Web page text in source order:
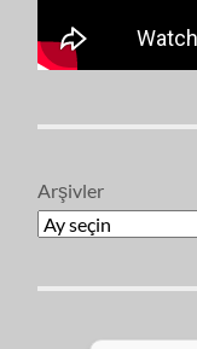
Arşivler